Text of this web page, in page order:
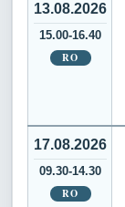
13.08.2026
15.00-16.40
RO
17.08.2026
09.30-14.30
RO